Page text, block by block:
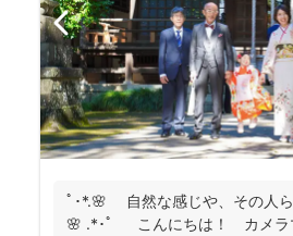
ﾟ･*.🌸 自然な感じや、その人
🌸 .*･ﾟ こんにちは！ カメラ